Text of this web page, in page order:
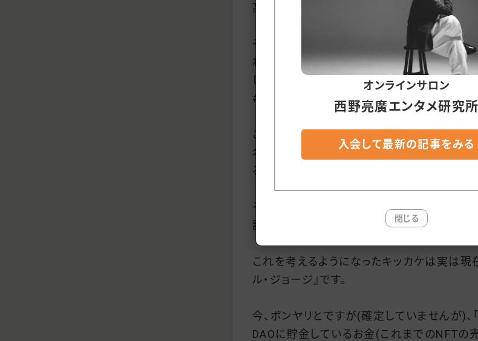
高齢者施設で働くスタッフさんの給料に充てら
そう考えると「エンタメ支援」も有りうるなぁと
れこそ「スポンサーになったこと(作品に支援
してくれるNFT(記念コイン)」もあるでしょう。
#クラファン的なやつね
これまで、スポンサーを証明してくれるのは『
名前が載る』だったのですが、日常生活で、エ
る機会はあまりありません。
そう考えるとウォレットに「◯◯(作品名)のス
証明してくれるNFTがあってもイイ。
これを考えるようになったキッカケは実は現
ル・ジョージ』です。
今、ボンヤリとですが(確定していませんが)、
DAOに貯金しているお金(これまでのNFTの
オンラインサロン
西野亮廣エンタメ研究所
入会して最新の記事をみる
閉じる